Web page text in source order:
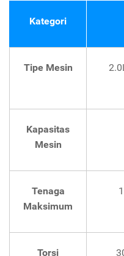
Kategori
Tipe Mesin
Kapasitas
Mesin
Tenaga
Maksimum
Torsi